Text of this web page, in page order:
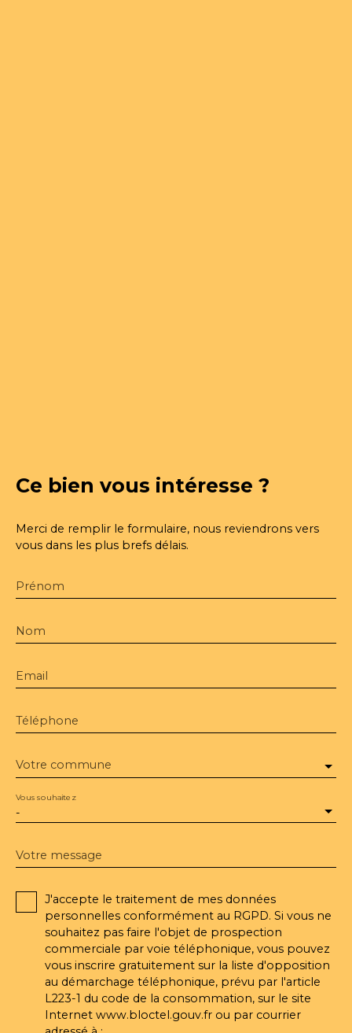
Ce bien vous intéresse ?
Merci de remplir le formulaire, nous reviendrons vers
vous dans les plus brefs délais.
Prénom
Nom
Email
Téléphone
Votre commune
-
Vous souhaitez
Votre message
J'accepte le traitement de mes données
personnelles conformément au RGPD. Si vous ne
souhaitez pas faire l'objet de prospection
commerciale par voie téléphonique, vous pouvez
vous inscrire gratuitement sur la liste d'opposition
au démarchage téléphonique, prévu par l'article
L223-1 du code de la consommation, sur le site
Internet www.bloctel.gouv.fr ou par courrier